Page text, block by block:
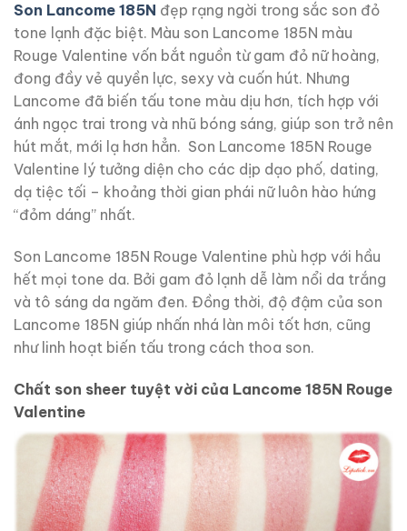
Son Lancome 185N đẹp rạng ngời trong sắc son đỏ
tone lạnh đặc biệt. Màu son Lancome 185N màu
Rouge Valentine vốn bắt nguồn từ gam đỏ nữ hoàng,
đong đầy vẻ quyền lực, sexy và cuốn hút. Nhưng
Lancome đã biến tấu tone màu dịu hơn, tích hợp với
ánh ngọc trai trong và nhũ bóng sáng, giúp son trở nên
hút mắt, mới lạ hơn hẳn. Son Lancome 185N Rouge
Valentine lý tưởng diện cho các dịp dạo phố, dating,
dạ tiệc tối – khoảng thời gian phái nữ luôn hào hứng
“đỏm dáng” nhất.
Son Lancome 185N Rouge Valentine phù hợp với hầu
hết mọi tone da. Bởi gam đỏ lạnh dễ làm nổi da trắng
và tô sáng da ngăm đen. Đồng thời, độ đậm của son
Lancome 185N giúp nhấn nhá làn môi tốt hơn, cũng
như linh hoạt biến tấu trong cách thoa son.
Chất son sheer tuyệt vời của Lancome 185N Rouge
Valentine